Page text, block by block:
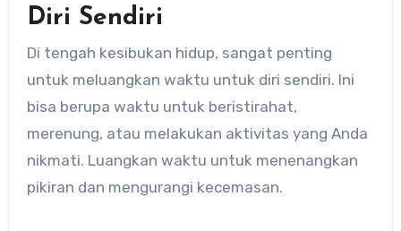
Diri Sendiri
Di tengah kesibukan hidup, sangat penting
untuk meluangkan waktu untuk diri sendiri. Ini
bisa berupa waktu untuk beristirahat,
merenung, atau melakukan aktivitas yang Anda
nikmati. Luangkan waktu untuk menenangkan
pikiran dan mengurangi kecemasan.